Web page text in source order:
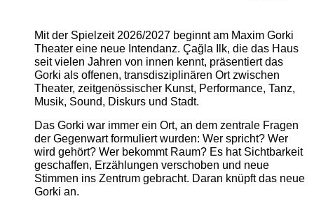
Mit der Spielzeit 2026/2027 beginnt am Maxim Gorki
Theater eine neue Intendanz. Çağla Ilk, die das Haus
seit vielen Jahren von innen kennt, präsentiert das
Gorki als offenen, transdisziplinären Ort zwischen
Theater, zeitgenössischer Kunst, Performance, Tanz,
Musik, Sound, Diskurs und Stadt.
Das Gorki war immer ein Ort, an dem zentrale Fragen
der Gegenwart formuliert wurden: Wer spricht? Wer
wird gehört? Wer bekommt Raum? Es hat Sichtbarkeit
geschaffen, Erzählungen verschoben und neue
Stimmen ins Zentrum gebracht. Daran knüpft das neue
Gorki an.